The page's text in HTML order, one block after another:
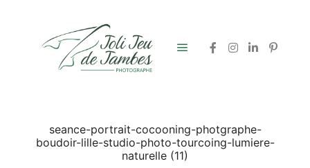
seance-portrait-cocooning-photgraphe-
boudoir-lille-studio-photo-tourcoing-lumiere-
naturelle (11)